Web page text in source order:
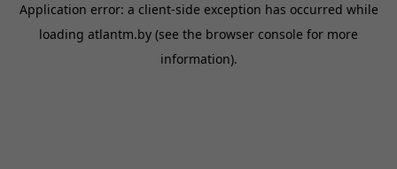
Application error: a client-side exception has occurred while
loading atlantm.by (see the browser console for more
information).